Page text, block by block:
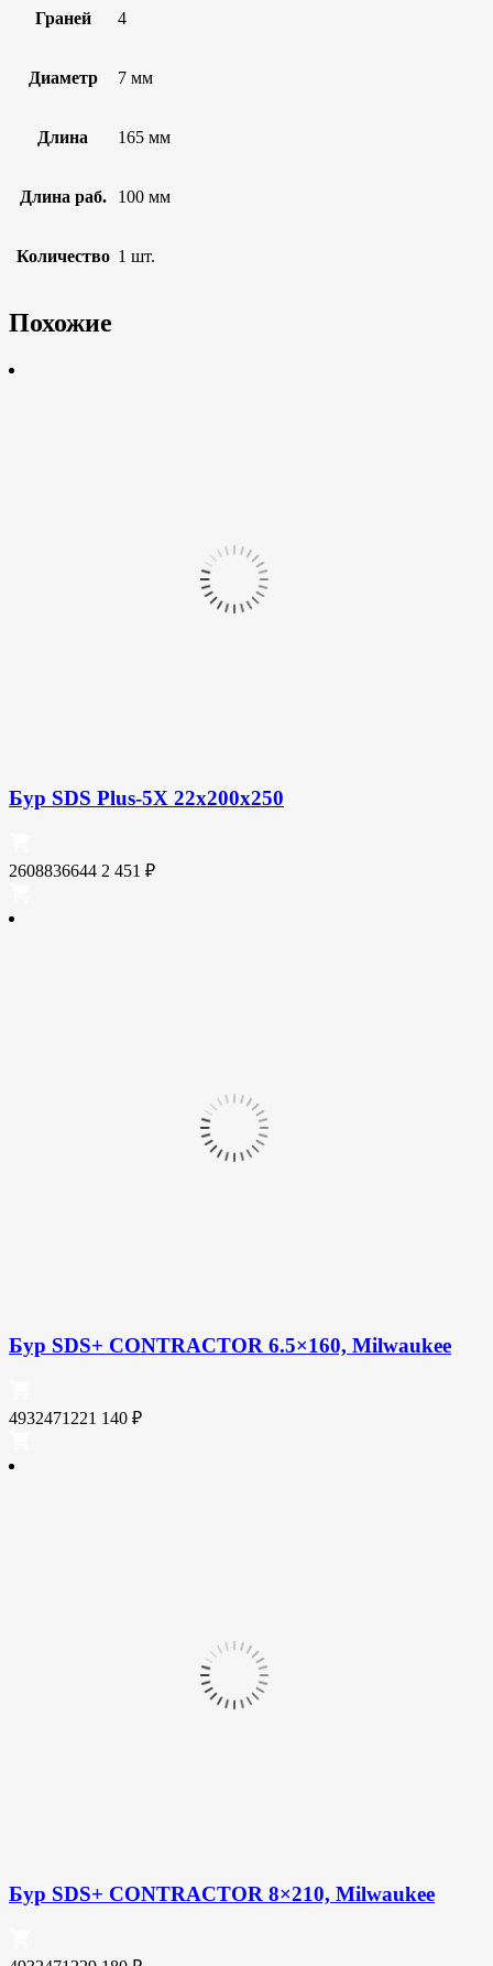
Граней 4
Диаметр 7 мм
Длина 165 мм
Длина раб. 100 мм
Количество 1 шт.
Похожие
Бур SDS Plus-5X 22x200x250
2608836644 2 451 ₽
Бур SDS+ CONTRACTOR 6.5×160, Milwaukee
4932471221 140 ₽
Бур SDS+ CONTRACTOR 8×210, Milwaukee